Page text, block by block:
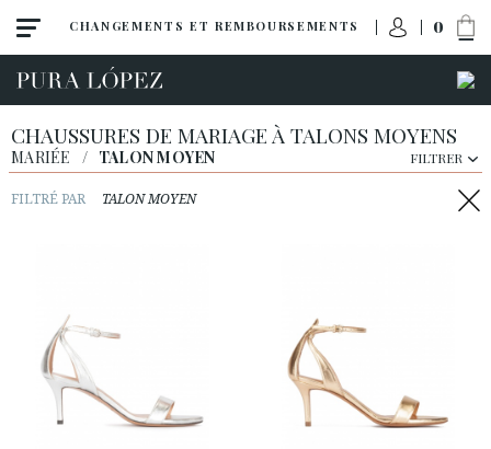
CHANGEMENTS ET REMBOURSEMENTS 0
Toutes
Escarpins
Sandales
CHAUSSURES DE MARIAGE À TALONS MOYENS
MARIÉE / TALON MOYEN FILTRER
FILTRÉ PAR TALON MOYEN